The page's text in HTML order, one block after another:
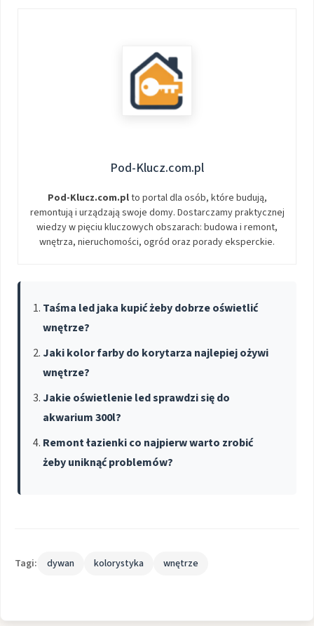
Pod-Klucz.com.pl
Pod-Klucz.com.plto portal dla osób, które budują,
remontują i urządzają swoje domy. Dostarczamy praktycznej
wiedzy w pięciu kluczowych obszarach: budowa i remont,
wnętrza, nieruchomości, ogród oraz porady eksperckie.
Taśma led jaka kupić żeby dobrze oświetlić
wnętrze?
Jaki kolor farby do korytarza najlepiej ożywi
wnętrze?
Jakie oświetlenie led sprawdzi się do
akwarium 300l?
Remont łazienki co najpierw warto zrobić
żeby uniknąć problemów?
Tagi: dywan kolorystyka wnętrze